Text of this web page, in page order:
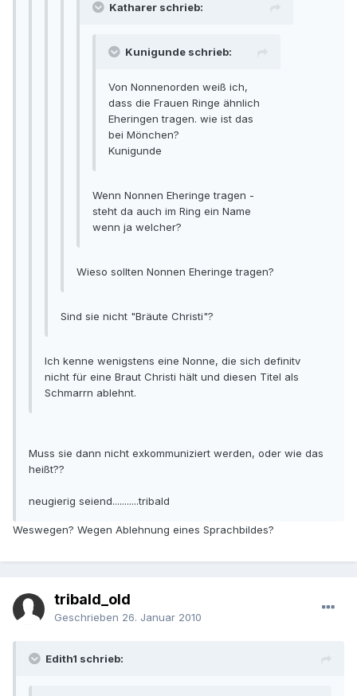
Katharer schrieb:
Kunigunde schrieb:
Von Nonnenorden weiß ich,
dass die Frauen Ringe ähnlich
Eheringen tragen. wie ist das
bei Mönchen?
Kunigunde
Wenn Nonnen Eheringe tragen -
steht da auch im Ring ein Name
wenn ja welcher?
Wieso sollten Nonnen Eheringe tragen?
Sind sie nicht "Bräute Christi"?
Ich kenne wenigstens eine Nonne, die sich definitv
nicht für eine Braut Christi hält und diesen Titel als
Schmarrn ablehnt.
Muss sie dann nicht exkommuniziert werden, oder wie das
heißt??
neugierig seiend...........tribald
Weswegen? Wegen Ablehnung eines Sprachbildes?
tribald_old
Geschrieben 26. Januar 2010
Edith1 schrieb: